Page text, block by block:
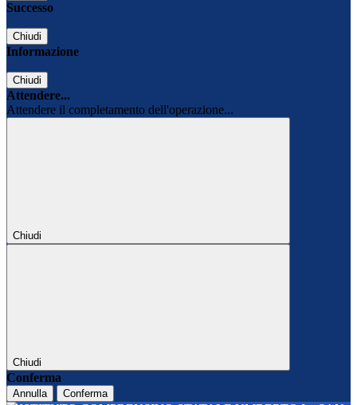
Successo
Chiudi
Informazione
Chiudi
Attendere...
Attendere il completamento dell'operazione...
Chiudi
Chiudi
Conferma
Annulla Conferma